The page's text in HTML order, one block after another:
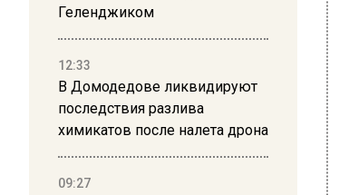
Геленджиком
12:33
В Домодедове ликвидируют
последствия разлива
химикатов после налета дрона
09:27